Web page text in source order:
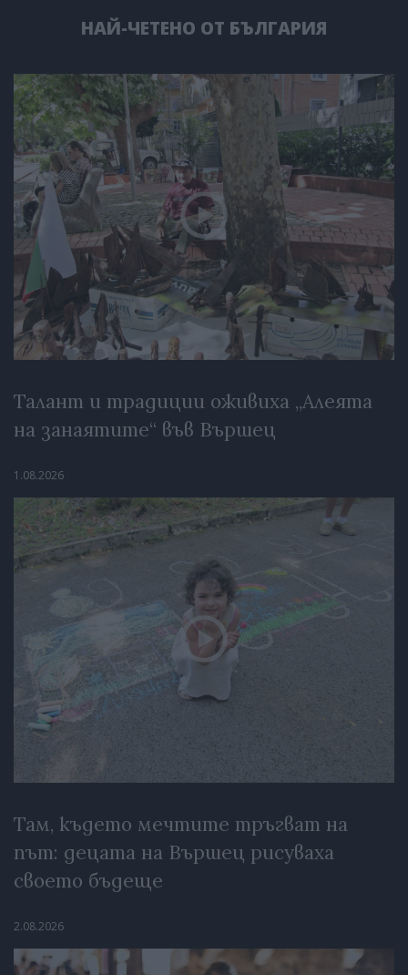
НАЙ-ЧЕТЕНО ОТ БЪЛГАРИЯ
Талант и традиции оживиха „Алеята
на занаятите“ във Вършец
1.08.2026
Там, където мечтите тръгват на
път: децата на Вършец рисуваха
своето бъдеще
2.08.2026